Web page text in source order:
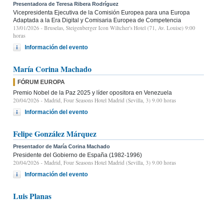
Presentadora de Teresa Ribera Rodríguez
Vicepresidenta Ejecutiva de la Comisión Europea para una Europa
Adaptada a la Era Digital y Comisaria Europea de Competencia
13/01/2026 - Bruselas, Steigenberger Icon Wiltcher's Hotel (71, Av. Louise) 9:00
horas
Información del evento
María Corina Machado
FÓRUM EUROPA
Premio Nobel de la Paz 2025 y líder opositora en Venezuela
20/04/2026 - Madrid, Four Seasons Hotel Madrid (Sevilla, 3) 9.00 horas
Información del evento
Felipe González Márquez
Presentador de María Corina Machado
Presidente del Gobierno de España (1982-1996)
20/04/2026 - Madrid, Four Seasons Hotel Madrid (Sevilla, 3) 9.00 horas
Información del evento
Luis Planas